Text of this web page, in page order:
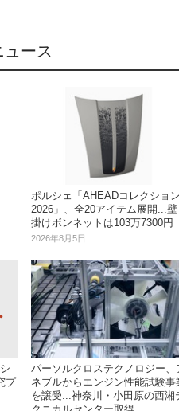
ース
ポルシェ「AHEADコレクション
2026」、全20アイテム展開...壁
掛けボンネットは103万7300円
2026年8月5日
プ
パーソルクロステクノロジー、
ネブルからエンジン性能試験事
を譲受...神奈川・小田原の西湘